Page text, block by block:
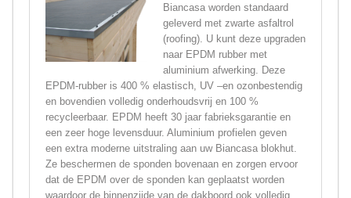
Biancasa worden standaard
geleverd met zwarte asfaltrol
(roofing). U kunt deze upgraden
naar EPDM rubber met
aluminium afwerking. Deze
EPDM-rubber is 400 % elastisch, UV –en ozonbestendig
en bovendien volledig onderhoudsvrij en 100 %
recycleerbaar. EPDM heeft 30 jaar fabrieksgarantie en
een zeer hoge levensduur. Aluminium profielen geven
een extra moderne uitstraling aan uw Biancasa blokhut.
Ze beschermen de sponden bovenaan en zorgen ervoor
dat de EPDM over de sponden kan geplaatst worden
waardoor de binnenzijde van de dakboord ook volledig